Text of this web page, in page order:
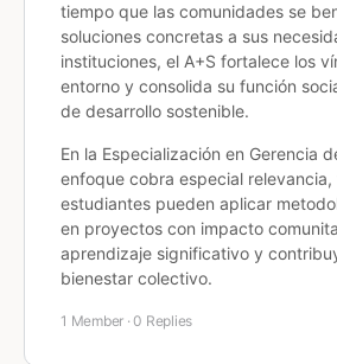
tiempo que las comunidades se
soluciones concretas a sus
instituciones, el A+S fortalece los
entorno y consolida su función
de desarrollo sostenible.
En la Especialización en Gerencia
enfoque cobra especial relevancia,
estudiantes pueden aplicar
en proyectos con impacto
aprendizaje significativo y
bienestar colectivo.
1 Member ·0 Replies